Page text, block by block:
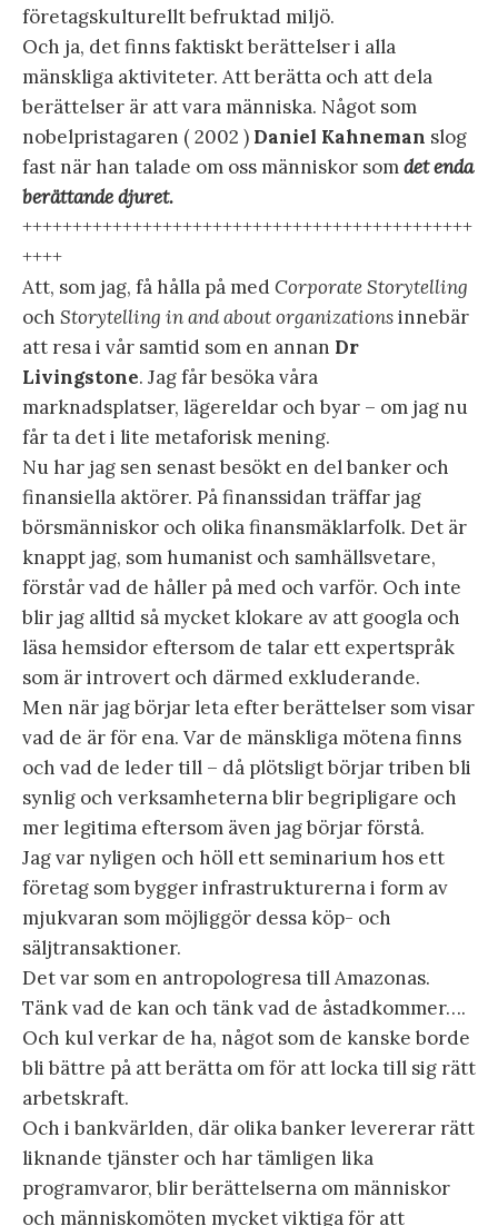
företagskulturellt befruktad miljö.
Och ja, det finns faktiskt berättelser i alla
mänskliga aktiviteter. Att berätta och att dela
berättelser är att vara människa. Något som
nobelpristagaren ( 2002 ) Daniel Kahneman slog
fast när han talade om oss människor somdet enda
berättande djuret.
+++++++++++++++++++++++++++++++++++++++++++++
++++
Att, som jag, få hålla på medCorporate Storytelling
och Storytelling in and about organizationsinnebär
att resa i vår samtid som en annan Dr
Livingstone. Jag får besöka våra
marknadsplatser, lägereldar och byar – om jag nu
får ta det i lite metaforisk mening.
Nu har jag sen senast besökt en del banker och
finansiella aktörer. På finanssidan träffar jag
börsmänniskor och olika finansmäklarfolk. Det är
knappt jag, som humanist och samhällsvetare,
förstår vad de håller på med och varför. Och inte
blir jag alltid så mycket klokare av att googla och
läsa hemsidor eftersom de talar ett expertspråk
som är introvert och därmed exkluderande.
Men när jag börjar leta efter berättelser som visar
vad de är för ena. Var de mänskliga mötena finns
och vad de leder till – då plötsligt börjar triben bli
synlig och verksamheterna blir begripligare och
mer legitima eftersom även jag börjar förstå.
Jag var nyligen och höll ett seminarium hos ett
företag som bygger infrastrukturerna i form av
mjukvaran som möjliggör dessa köp- och
säljtransaktioner.
Det var som en antropologresa till Amazonas.
Tänk vad de kan och tänk vad de åstadkommer….
Och kul verkar de ha, något som de kanske borde
bli bättre på att berätta om för att locka till sig rätt
arbetskraft.
Och i bankvärlden, där olika banker levererar rätt
liknande tjänster och har tämligen lika
programvaror, blir berättelserna om människor
och människomöten mycket viktiga för att